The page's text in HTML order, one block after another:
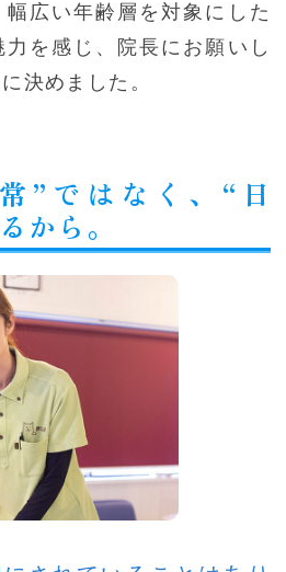
広い年齢層を対象にした
を感じ、院長にお願いし
決めました。
”ではなく、“日
から。